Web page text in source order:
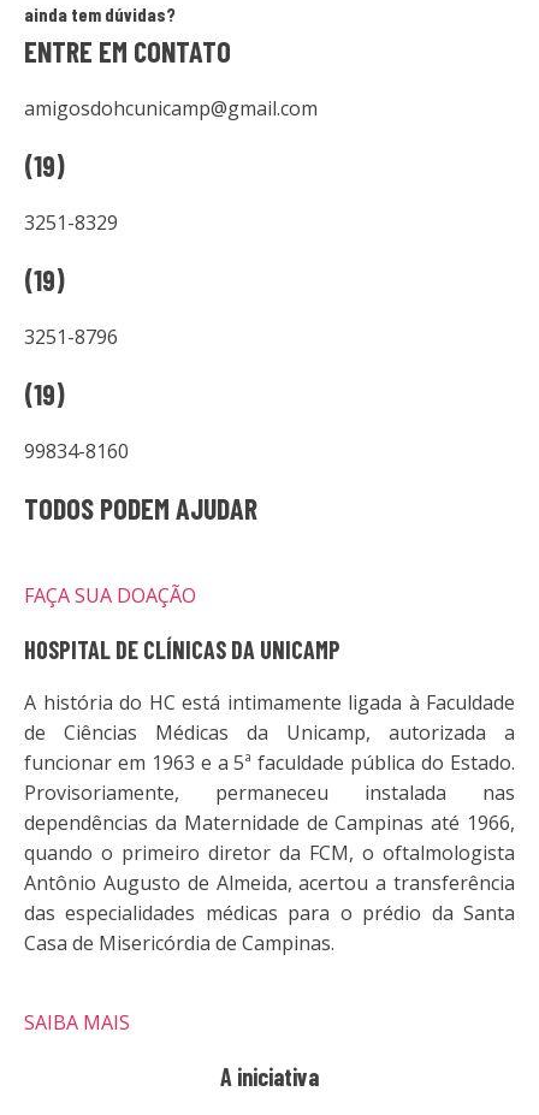
ainda tem dúvidas?
ENTRE EM CONTATO
amigosdohcunicamp@gmail.com
(19)
3251-8329
(19)
3251-8796
(19)
99834-8160
TODOS PODEM AJUDAR
FAÇA SUA DOAÇÃO
HOSPITAL DE CLÍNICAS DA UNICAMP
A história do HC está intimamente ligada à Faculdade
de Ciências Médicas da Unicamp, autorizada a
funcionar em 1963 e a 5ª faculdade pública do Estado.
Provisoriamente, permaneceu instalada nas
dependências da Maternidade de Campinas até 1966,
quando o primeiro diretor da FCM, o oftalmologista
Antônio Augusto de Almeida, acertou a transferência
das especialidades médicas para o prédio da Santa
Casa de Misericórdia de Campinas.
SAIBA MAIS
A iniciativa